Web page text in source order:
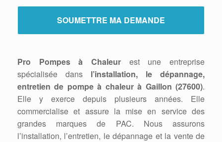
Pro Pompes à Chaleur est une entreprise
spécialisée dans l’installation, le dépannage,
entretien de pompe à chaleur à Gaillon (27600).
Elle y exerce depuis plusieurs années. Elle
commercialise et assure la mise en service des
grandes marques de PAC. Nous assurons
l’installation, l’entretien, le dépannage et la vente de